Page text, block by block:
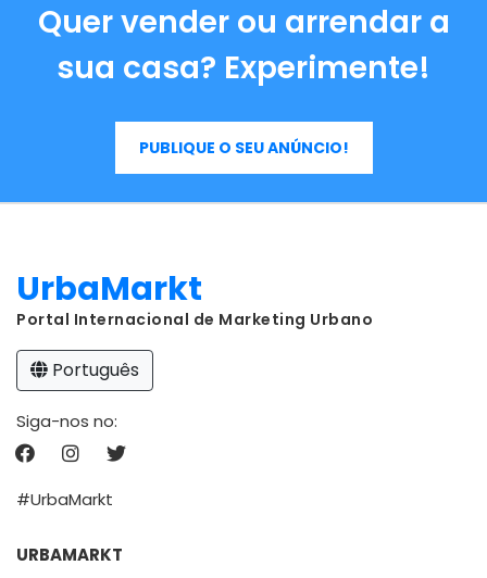
Quer vender ou arrendar a
sua casa? Experimente!
PUBLIQUE O SEU ANÚNCIO!
UrbaMarkt
Portal Internacional de Marketing Urbano
Português
Siga-nos no:
#UrbaMarkt
URBAMARKT